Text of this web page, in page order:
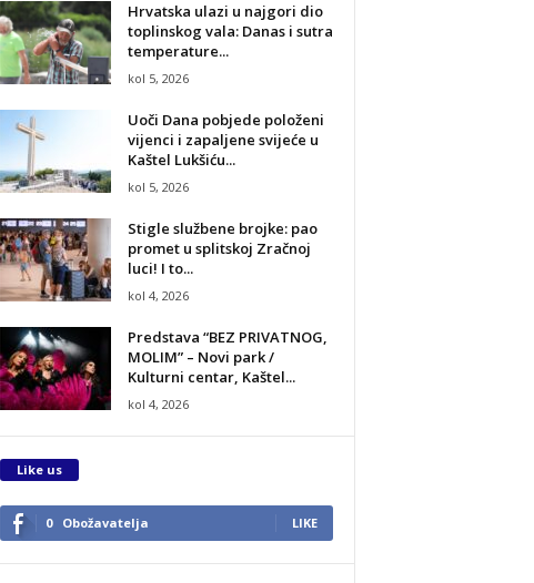
Hrvatska ulazi u najgori dio
toplinskog vala: Danas i sutra
temperature...
kol 5, 2026
Uoči Dana pobjede položeni
vijenci i zapaljene svijeće u
Kaštel Lukšiću...
kol 5, 2026
Stigle službene brojke: pao
promet u splitskoj Zračnoj
luci! I to...
kol 4, 2026
Predstava “BEZ PRIVATNOG,
MOLIM” – Novi park /
Kulturni centar, Kaštel...
kol 4, 2026
Like us
0 Obožavatelja LIKE